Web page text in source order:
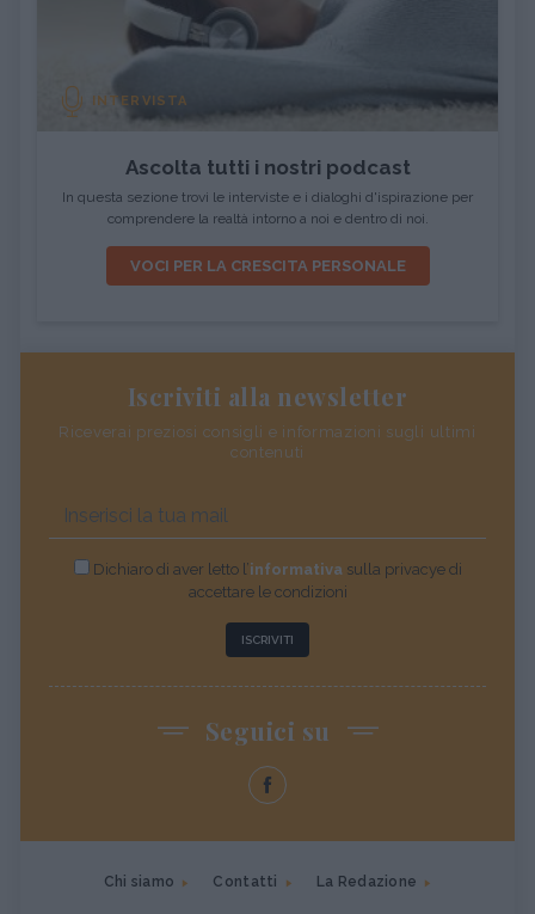
INTERVISTA
Ascolta tutti i nostri podcast
In questa sezione trovi le interviste e i dialoghi d'ispirazione per
comprendere la realtà intorno a noi e dentro di noi.
VOCI PER LA CRESCITA PERSONALE
Iscriviti alla newsletter
Riceverai preziosi consigli e informazioni sugli ultimi
contenuti
Dichiaro di aver letto l’informativasulla privacye di
accettare le condizioni
ISCRIVITI
Seguici su
Chi siamo Contatti La Redazione